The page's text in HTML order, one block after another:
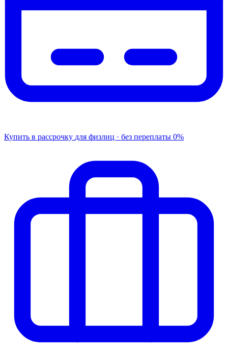
Купить в рассрочку для физлиц · без переплаты 0%